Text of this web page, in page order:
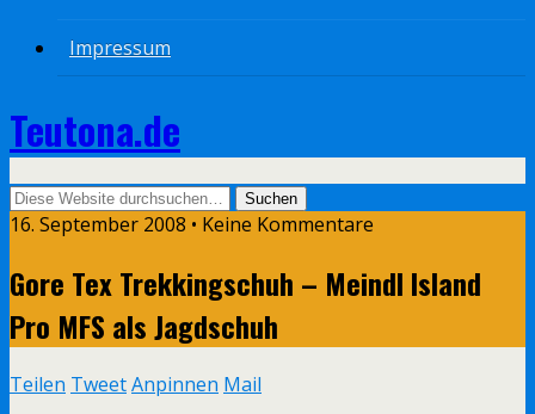
Impressum
Teutona.de
16. September 2008 • Keine Kommentare
Gore Tex Trekkingschuh – Meindl Island
Pro MFS als Jagdschuh
Teilen TweetAnpinnen Mail